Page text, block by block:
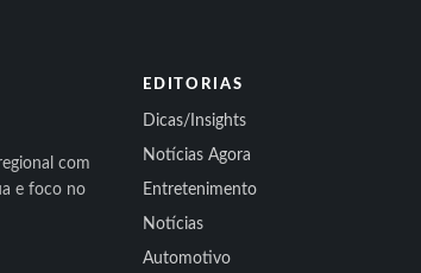
com
e foco no
EDITORIAS
Dicas/Insights
Notícias Agora
Entretenimento
Notícias
Automotivo